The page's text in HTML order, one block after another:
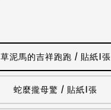
草泥馬的吉祥跑跑 / 貼紙1張
蛇麼攏母驚 / 貼紙1張